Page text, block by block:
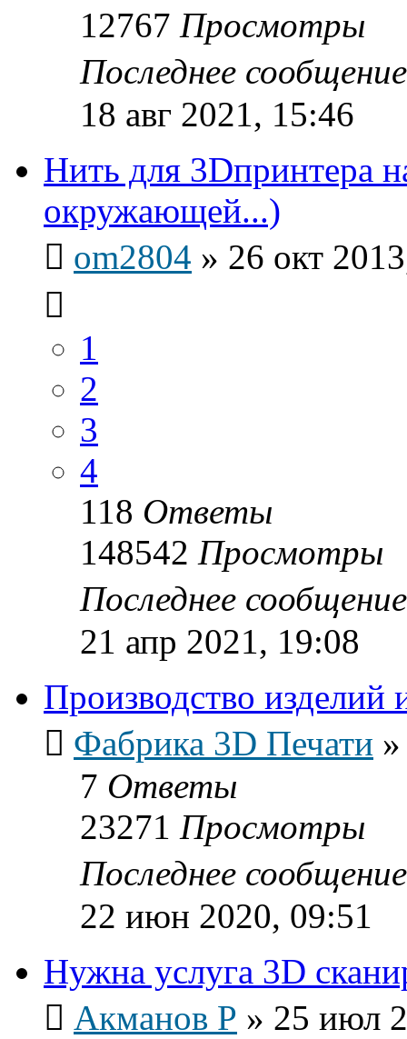
12767 Просмотры
Последнее
18 авг 2021, 15:46
Нить для 3Dпринтера
окружающей...)
om2804 » 26 окт
1
2
3
4
118 Ответы
148542 Просмотры
Последнее
21 апр 2021, 19:08
Производство
Фабрика 3D Печати
7 Ответы
23271 Просмотры
Последнее
22 июн 2020, 09:51
Нужна услуга 3D
Акманов Р » 25 июл